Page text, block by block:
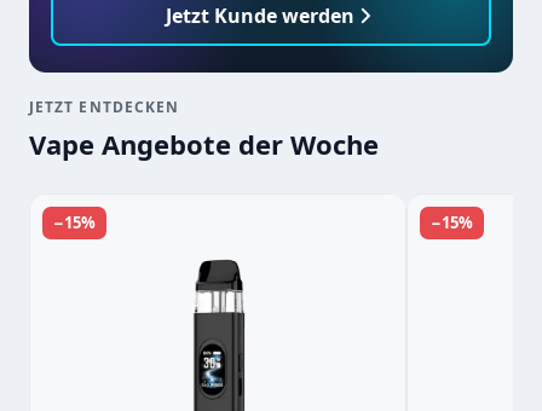
Jetzt Kunde werden
JETZT ENTDECKEN
Vape Angebote der Woche
−15% −15%